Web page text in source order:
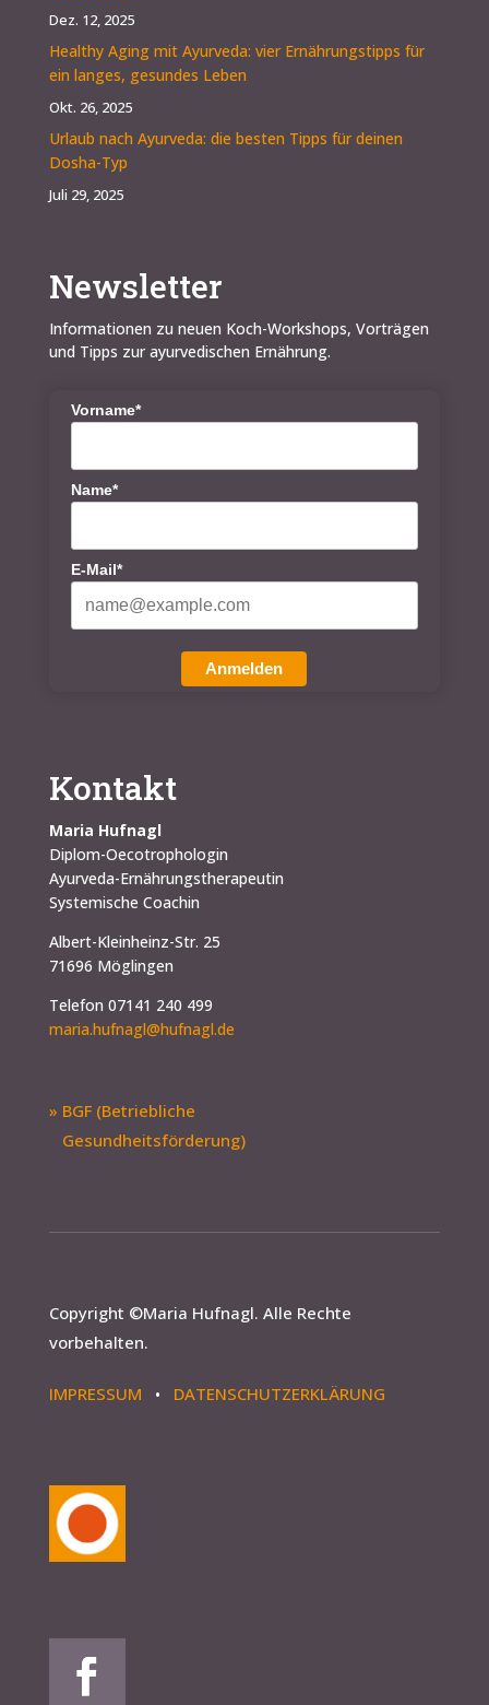
Dez. 12, 2025
Healthy Aging mit Ayurveda: vier Ernährungstipps für
ein langes, gesundes Leben
Okt. 26, 2025
Urlaub nach Ayurveda: die besten Tipps für deinen
Dosha-Typ
Juli 29, 2025
Newsletter
Informationen zu neuen Koch-Workshops, Vorträgen
und Tipps zur ayurvedischen Ernährung.
Vorname*
Name*
E-Mail*
Anmelden
Kontakt
Maria Hufnagl
Diplom-Oecotrophologin
Ayurveda-Ernährungstherapeutin
Systemische Coachin
Albert-Kleinheinz-Str. 25
71696 Möglingen
Telefon 07141 240 499
maria.hufnagl@hufnagl.de
» BGF (Betriebliche
Gesundheitsförderung)
Copyright ©Maria Hufnagl. Alle Rechte
vorbehalten.
IMPRESSUM • DATENSCHUTZERKLÄRUNG